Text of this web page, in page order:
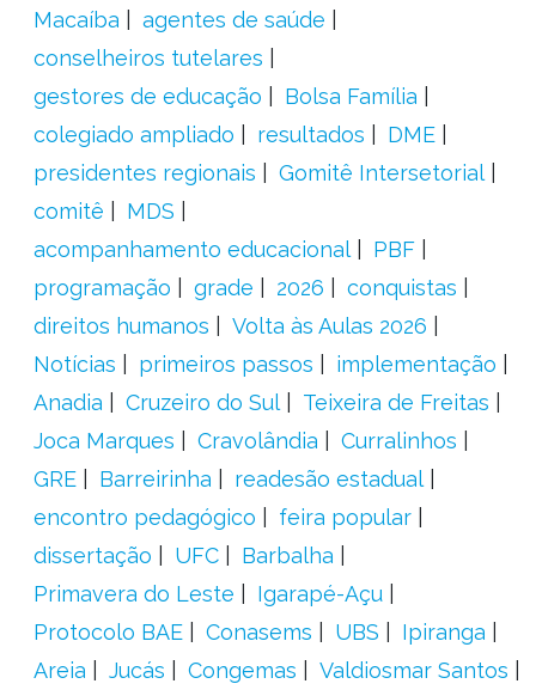
Macaíba
agentes de saúde
conselheiros tutelares
gestores de educação
Bolsa Família
colegiado ampliado
resultados
DME
presidentes regionais
Gomitê Intersetorial
comitê
MDS
acompanhamento educacional
PBF
programação
grade 2026
conquistas
direitos humanos
Volta às Aulas 2026
Notícias
primeiros passos
implementação
Anadia
Cruzeiro do Sul
Teixeira de Freitas
Joca Marques
Cravolândia
Curralinhos
GRE
Barreirinha
readesão estadual
encontro pedagógico
feira popular
dissertação
UFC
Barbalha
Primavera do Leste
Igarapé-Açu
Protocolo BAE
Conasems UBS
Ipiranga
Areia
Jucás Congemas Valdiosmar Santos